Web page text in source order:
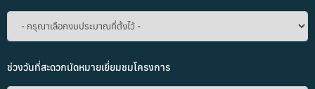
ช่วงวันที่สะดวกนัดหมายเยี่ยมชมโครงการ